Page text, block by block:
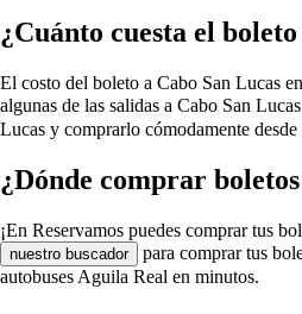
¿Cuánto cuesta el
El costo del boleto a Cabo San Lucas
algunas de las salidas a Cabo San
Lucas y comprarlo cómodamente
¿Dónde comprar
¡En Reservamos puedes comprar tus
nuestro buscador
para comprar tus
autobuses Aguila Real en minutos.